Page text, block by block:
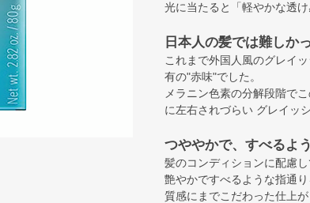
光に当たると「軽やかな透
日本人の髪では難しか
これまで外国人風のグレイ
有の"赤味"でした。
メラニン色素の分解段階で
に左右されづらい グレイッ
つややかで、すべるよ
髪のコンディションに配慮
艶やかですべるような指通
質感にまでこだわった仕上